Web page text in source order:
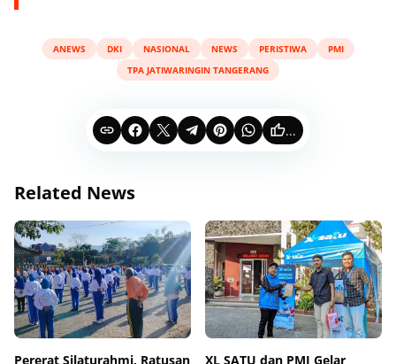
ANEWS DKI NASIONAL NEWS PERISTIWA
PMI
TPA JATIWARINGIN TANGERANG
...
Related News
Pererat Silaturahmi, Ratusan XL SATU dan PMI Gelar